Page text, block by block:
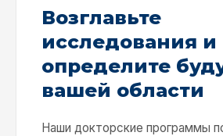
Возглавьте
исследования и
определите
вашей области
Наши докторские программы